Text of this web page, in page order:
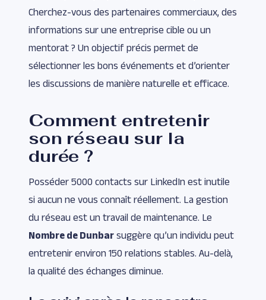
Cherchez-vous des partenaires commerciaux, des
informations sur une entreprise cible ou un
mentorat ? Un objectif précis permet de
sélectionner les bons événements et d’orienter
les discussions de manière naturelle et efficace.
Comment entretenir
son réseau sur la
durée ?
Posséder 5000 contacts sur LinkedIn est inutile
si aucun ne vous connaît réellement. La gestion
du réseau est un travail de maintenance. Le
Nombre de Dunbar suggère qu’un individu peut
entretenir environ 150 relations stables. Au-delà,
la qualité des échanges diminue.